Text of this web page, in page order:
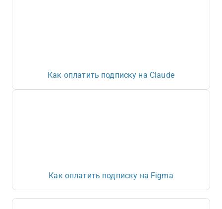
Как оплатить подписку на Claude
Как оплатить подписку на Figma